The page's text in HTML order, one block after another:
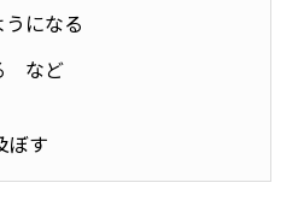
になる
など
ぼす